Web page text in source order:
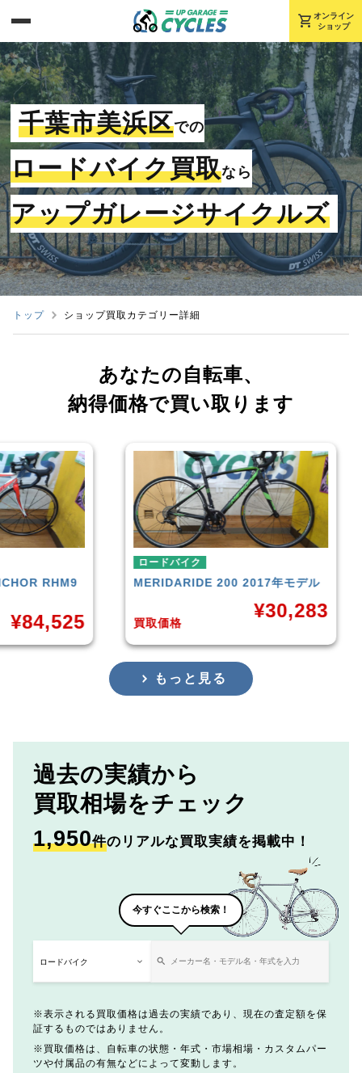
shopping_cart オンライン
ショップ
千葉市美浜区での
ロードバイク買取なら
アップガレージサイクルズ
トップ ショップ買取カテゴリー詳細
あなたの自転車、
納得価格で買い取ります
ロードバイク
MERIDARIDE 200 2017年モデル
30,283
もっと見る
過去の実績から
買取相場をチェック
1,950件のリアルな買取実績を掲載中！
今すぐここから検索！
表示される買取価格は過去の実績であり、現在の査定額を保
証するものではありません。
買取価格は、自転車の状態・年式・市場相場・カスタムパー
ツや付属品の有無などによって変動します。